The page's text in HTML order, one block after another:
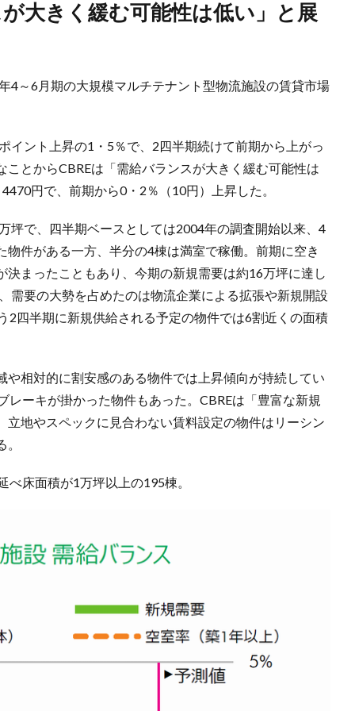
4～6月期の大規模マルチテナント型物流施設の賃貸市場
イント上昇の1・5％で、2四半期続けて前期から上がっ
とからCBREは「需給バランスが大きく緩む可能性は
円で、前期から0・2％（10円）上昇した。
坪で、四半期ベースとしては2004年の調査開始以来、4
件がある一方、半分の4棟は満室で稼働。前期に空き
まったこともあり、今期の新規需要は約16万坪に達し
需要の大勢を占めたのは物流企業による拡張や新規開設
2四半期に新規供給される予定の物件では6割近くの面積
相対的に割安感のある物件では上昇傾向が持続してい
ーキが掛かった物件もあった。CBREは「豊富な新規
地やスペックに見合わない賃料設定の物件はリーシン
床面積が1万坪以上の195棟。